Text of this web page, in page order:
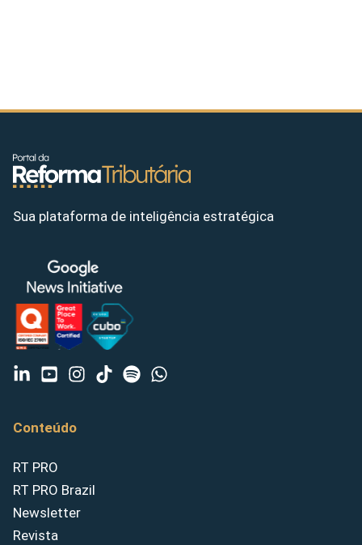
Sua plataforma de inteligência estratégica
Conteúdo
RT PRO
RT PRO Brazil
Newsletter
Revista